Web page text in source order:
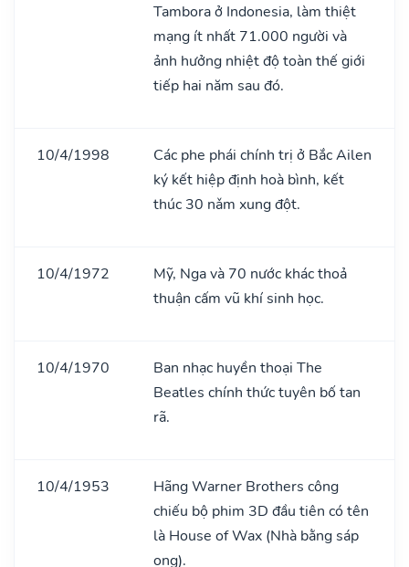
Tambora ở Indonesia, làm thiệt
mạng ít nhất 71.000 người và
ảnh hưởng nhiệt độ toàn thế giới
tiếp hai năm sau đó.
10/4/1998
Các phe phái chính trị ở Bắc Ailen
ký kết hiệp định hoà bình, kết
thúc 30 nǎm xung đột.
10/4/1972
Mỹ, Nga và 70 nước khác thoả
thuận cấm vũ khí sinh học.
10/4/1970
Ban nhạc huyền thoại The
Beatles chính thức tuyên bố tan
rã.
10/4/1953
Hãng Warner Brothers công
chiếu bộ phim 3D đầu tiên có tên
là House of Wax (Nhà bằng sáp
ong).